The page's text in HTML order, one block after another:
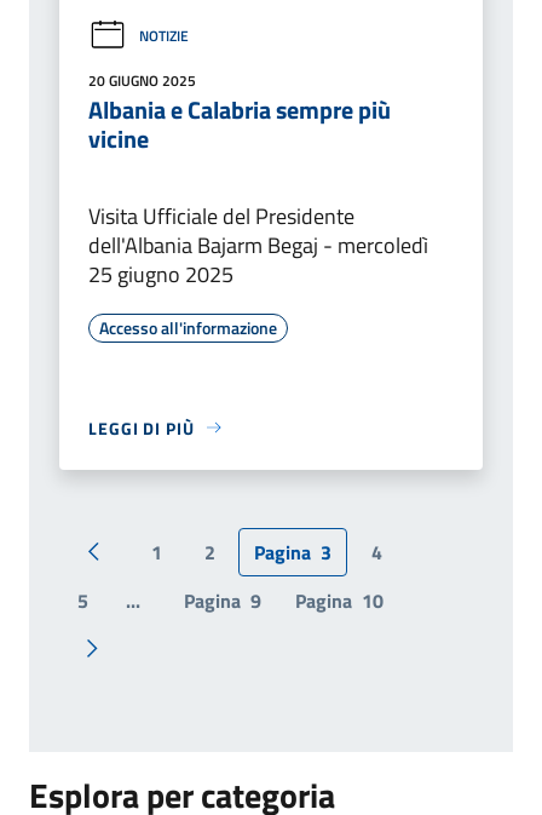
NOTIZIE
20 GIUGNO 2025
Albania e Calabria sempre più
vicine
Visita Ufficiale del Presidente
dell'Albania Bajarm Begaj - mercoledì
25 giugno 2025
Accesso all'informazione
LEGGI DI PIÙ
Pagina precedente
1 2 Pagina 3
4
5
... Pagina 9 Pagina 10
Pagina successiva
Esplora per categoria